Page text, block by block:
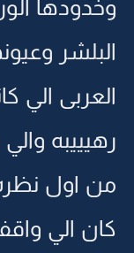
وخدودها
البلشر
العربى الي
رهيييبه
من اول
كان الي